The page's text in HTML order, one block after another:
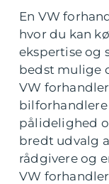
En VW
hvor du kan
ekspertise og
bedst mulige
VW
bilforhandlere
pålidelighed
bredt udvalg
rådgivere og
VW